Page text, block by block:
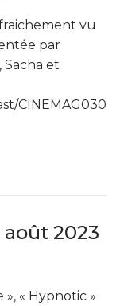
vu
par
Sacha et
CINEMAG030
2023
« Hypnotic »